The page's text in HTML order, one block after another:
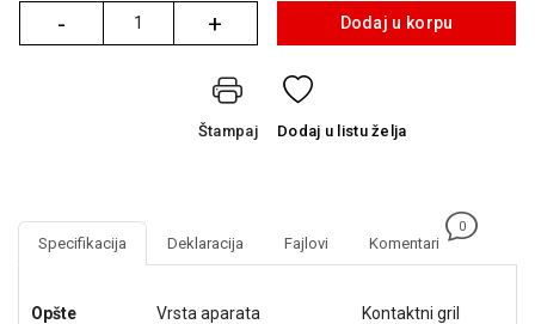
SOLARNI
FOTOKOPIRI
I KAMERE
- + Dodaj u korpu
Štampaj Dodaj u listu želja
Specifikacija Deklaracija Fajlovi Komentari
0
Opšte Vrsta aparata
Kontaktni gril